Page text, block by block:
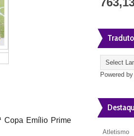
Copa Emílio Prime
Powered by
Atletismo